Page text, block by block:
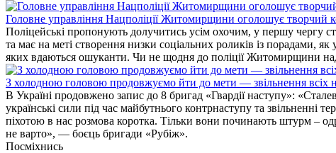
Головне управління Нацполіції Житомирщини оголошує творчий
Поліцейські пропонують долучитись усім охочим, у першу чергу
та має на меті створення низки соціальних роликів із порадами,
яких вдаються ошуканти. Чи не щодня до поліції Житомирщини
З холодною головою продовжуємо йти до мети — звільнення всіх
В Україні продовжено запис до 8 бригад «Гвардії наступу»:
українські сили під час майбутнього контрнаступу та звільненні
піхотою в нас розмова коротка. Тільки вони починають штурм –
не варто», — боєць бригади «Рубіж».
Посміхнись